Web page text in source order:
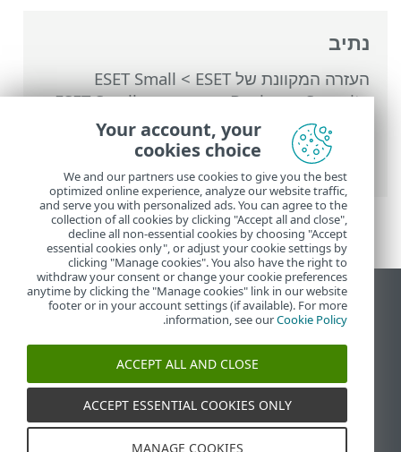
נתיב
העזרה המקוונת של ESET >
ESET Small
Business Security
>
עבודה עם ESET Small
Business Security
> כלים>בחירת דוגמה
לניתוח> בחר דגימה לשליחה ולניתוח - קובץ
חשוד
הצג את האתר למחשב
End of Life
מאגר הידע של ESET
ESET Status Portal
תמיכה אזורית
Your account, your
cookies choice
We and our partners use cookies to give you the best
optimized online experience, analyze our website traffic,
and serve you with personalized ads. You can agree to the
collection of all cookies by clicking "Accept all and close",
decline all non-essential cookies by choosing "Accept
essential cookies only", or adjust your cookie settings by
clicking "Manage cookies". You also have the right to
withdraw your consent or change your cookie preferences
anytime by clicking the "Manage cookies" link in our website
footer or in your account settings (if available). For more
information, see ourCookie Policy
.
ACCEPT ALL AND CLOSE
ACCEPT ESSENTIAL COOKIES ONLY
MANAGE COOKIES